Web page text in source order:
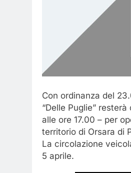
Con ordinanza del
“Delle Puglie”
alle ore 17.00 – per
territorio di Orsara di
La circolazione
5 aprile.